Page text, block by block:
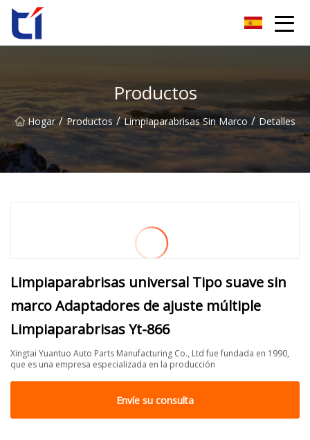
Productos
Hogar / Productos / Limpiaparabrisas Sin Marco / Detalles
Limpiaparabrisas universal Tipo suave sin
marco Adaptadores de ajuste múltiple
Limpiaparabrisas Yt-866
Xingtai Yuantuo Auto Parts Manufacturing Co., Ltd fue fundada en 1990,
que es una empresa especializada en la producción
Envíe su consulta